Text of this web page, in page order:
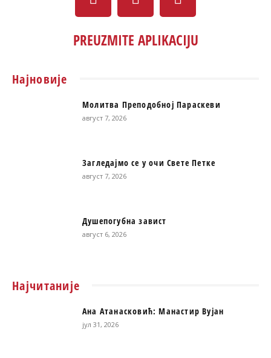
PREUZMITE APLIKACIJU
Најновије
Молитва Преподобној Параскеви
август 7, 2026
Загледајмо се у очи Свете Петке
август 7, 2026
Душепогубна завист
август 6, 2026
Најчитаније
Ана Атанасковић: Манастир Вујан
јул 31, 2026